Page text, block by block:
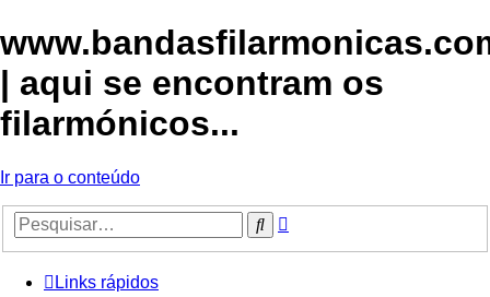
| aqui se encontram os
filarmónicos...
Ir para o conteúdo
Pesquisar
Links rápidos